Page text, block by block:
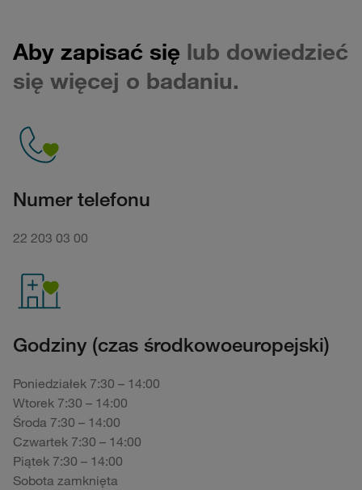
Aby zapisać się lub dowiedzieć
się więcej o badaniu.
Numer telefonu
22 203 03 00
Godziny (czas środkowoeuropejski)
Poniedziałek 7:30 – 14:00
Wtorek 7:30 – 14:00
Środa 7:30 – 14:00
Czwartek 7:30 – 14:00
Piątek 7:30 – 14:00
Sobota zamknięta